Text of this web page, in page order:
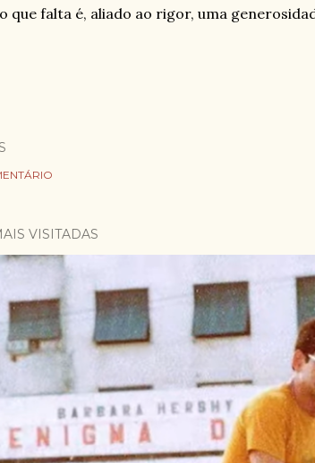
que falta é, aliado ao rigor, uma
VISITADAS